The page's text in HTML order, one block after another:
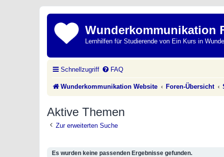
Wunderkommunikation
Lernhilfen für Studierende von Ein Kurs in
Schnellzugriff FAQ
Wunderkommunikation Website Foren-Übersicht
Aktive Themen
Zur erweiterten Suche
Es wurden keine passenden Ergebnisse gefunden.